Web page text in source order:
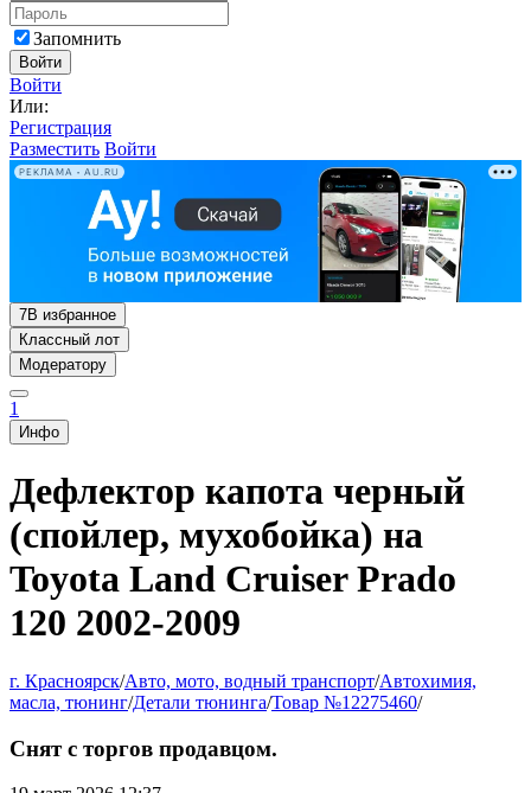
Запомнить
Войти
Войти
Или:
Регистрация
Разместить Войти
РЕКЛАМА • AU.RU
7В избранное
Классный лот
Модератору
1
Инфо
Дефлектор капота черный
(спойлер, мухобойка) на
Toyota Land Cruiser Prado
120 2002-2009
г. Красноярск/Авто, мото, водный транспорт/Автохимия,
масла, тюнинг/Детали тюнинга/Товар №12275460/
Снят с торгов продавцом.